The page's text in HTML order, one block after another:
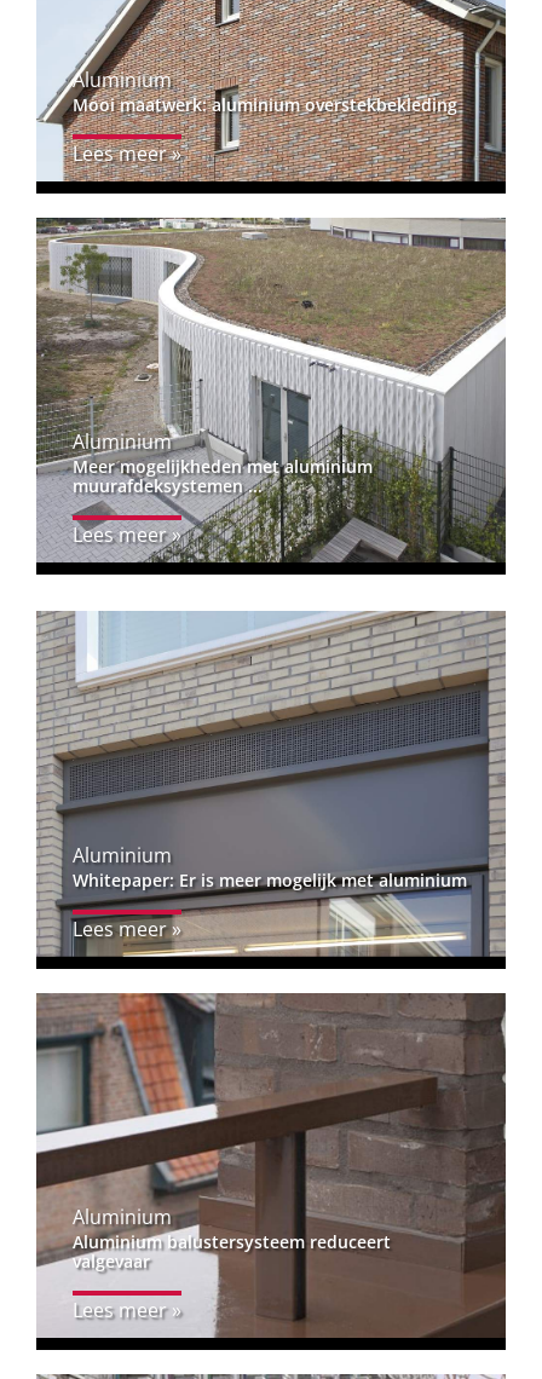
Aluminium
Mooi maatwerk: aluminium overstekbekleding
Lees meer »
Aluminium
Meer mogelijkheden met aluminium
muurafdeksystemen ...
Lees meer »
Aluminium
Whitepaper: Er is meer mogelijk met aluminium
Lees meer »
Aluminium
Aluminium balustersysteem reduceert
valgevaar
Lees meer »